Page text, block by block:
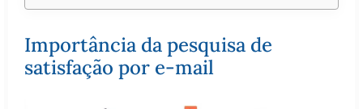
Importância da pesquisa de
satisfação por e-mail